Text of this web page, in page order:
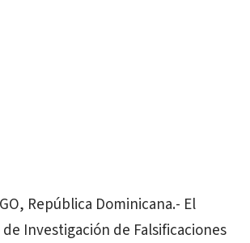
República Dominicana.- El
Investigación de Falsificaciones